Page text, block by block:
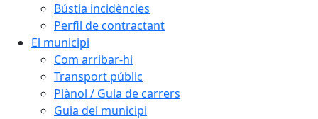
Bústia incidències
Perfil de contractant
El municipi
Com arribar-hi
Transport públic
Plànol / Guia de carrers
Guia del municipi